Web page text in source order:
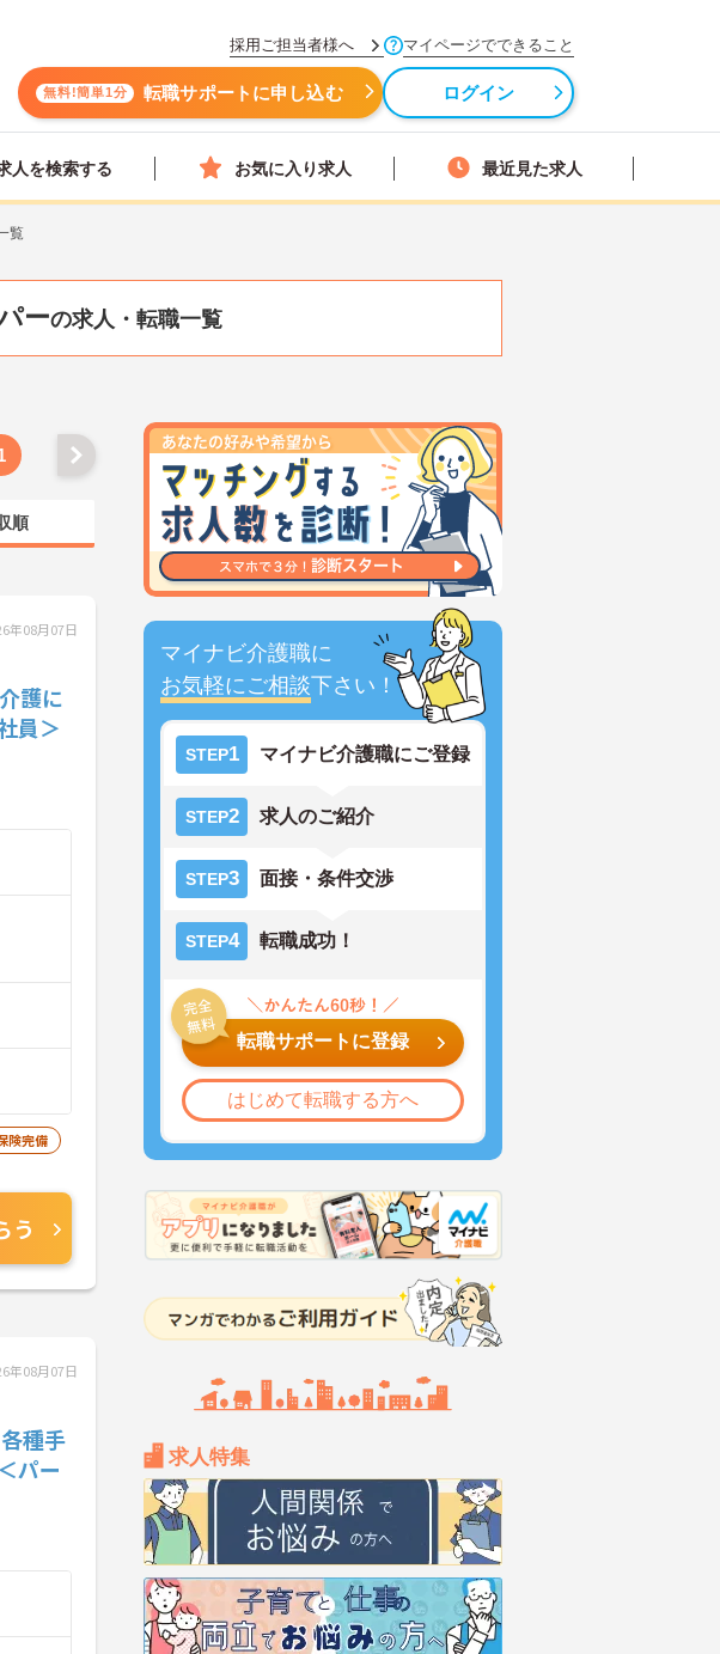
採用ご担当者様へ マイページでできること
無料!簡単1分 転職サポートに申し込む ログイン
人を検索する お気に入り求人 最近見た求人
覧
ーの求人・転職一覧
マイナビ介護職に
お気軽にご相談下さい！
STEP1 マイナビ介護職にご登録
STEP2 求人のご紹介
STEP3 面接・条件交渉
STEP4 転職成功！
転職サポートに登録
はじめて転職する方へ
求人特集
順
年08月07日
護に
員＞
険完備
う
年08月07日
種手
パー